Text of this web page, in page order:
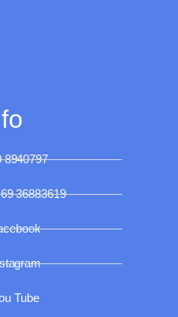
8940797
36883619
Tube